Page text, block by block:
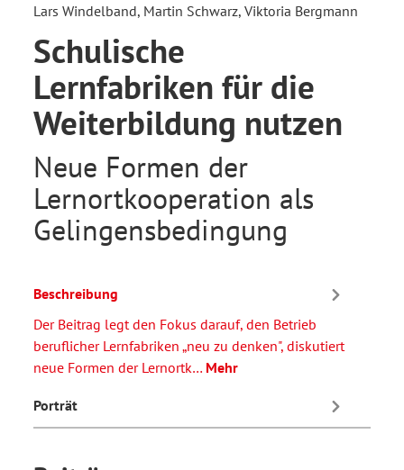
Lars Windelband, Martin Schwarz, Viktoria Bergmann
Schulische
Lernfabriken für die
Weiterbildung nutzen
Neue Formen der
Lernortkooperation als
Gelingensbedingung
Beschreibung
Der Beitrag legt den Fokus darauf, den Betrieb
beruflicher Lernfabriken „neu zu denken", diskutiert
neue Formen der Lernortk… Mehr
Porträt